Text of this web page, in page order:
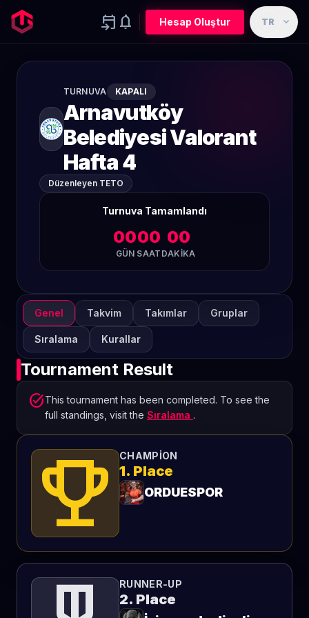
event_upcoming notifications Hesap Oluştur TR expand_more
TURNUVA KAPALI
Arnavutköy
Belediyesi Valorant
Hafta 4
Düzenleyen TETO
Turnuva Tamamlandı
00
GÜN
00
SAAT
00
DAKIKA
Genel Takvim Takımlar Gruplar
Sıralama Kurallar
Tournament Result
task_altThis tournament has been completed. To see the
full standings, visit the Sıralama .
emoji_events CHAMPION
1. Place
ORDUESPOR
RUNNER-UP
2. Place